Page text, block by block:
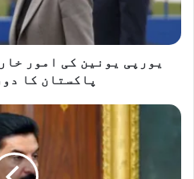
نمائندہ
سے
کریں
یورپی یونین کی امور
پاکستان کا
ڈی